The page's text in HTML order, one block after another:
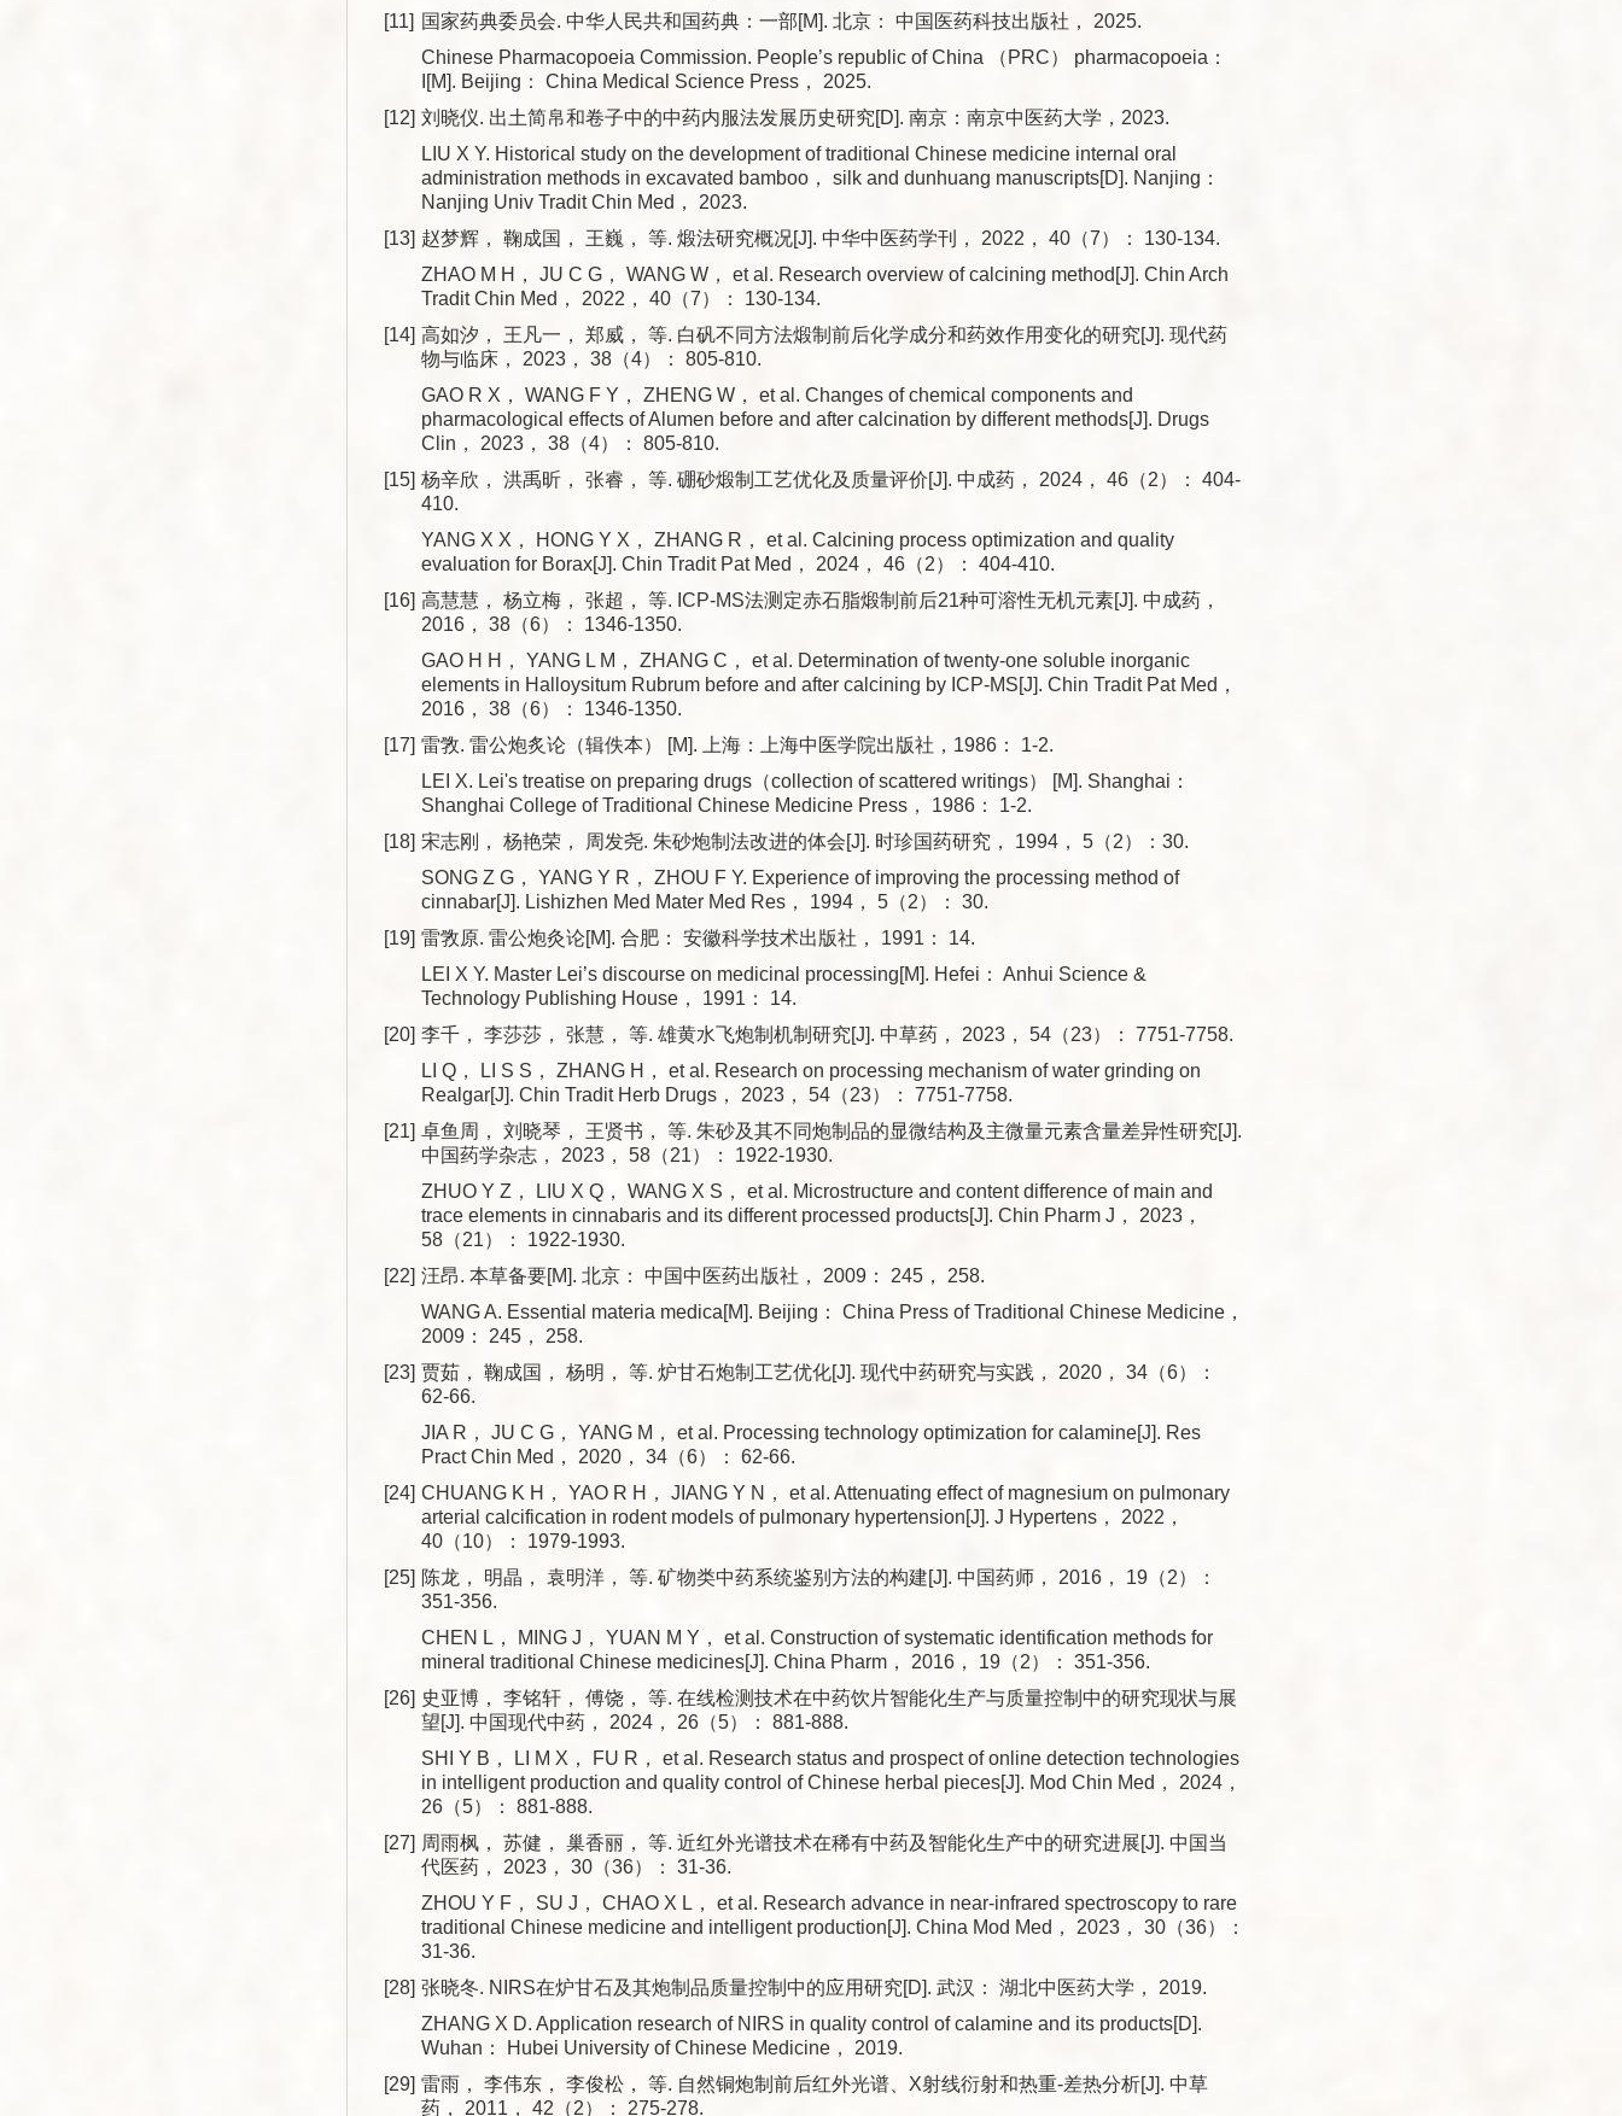
[11] 国家药典委员会. 中华人民共和国药典：一部[M]. 北京： 中国医药科技出版社， 2025.
Chinese Pharmacopoeia Commission. People’s republic of China （PRC） pharmacopoeia：
I[M]. Beijing： China Medical Science Press， 2025.
[12] 刘晓仪. 出土简帛和卷子中的中药内服法发展历史研究[D]. 南京：南京中医药大学，2023.
LIU X Y. Historical study on the development of traditional Chinese medicine internal oral
administration methods in excavated bamboo， silk and dunhuang manuscripts[D]. Nanjing：
Nanjing Univ Tradit Chin Med， 2023.
[13] 赵梦辉， 鞠成国， 王巍， 等. 煅法研究概况[J]. 中华中医药学刊， 2022， 40（7）： 130-134.
ZHAO M H， JU C G， WANG W， et al. Research overview of calcining method[J]. Chin Arch
Tradit Chin Med， 2022， 40（7）： 130-134.
[14] 高如汐， 王凡一， 郑威， 等. 白矾不同方法煅制前后化学成分和药效作用变化的研究[J]. 现代药
物与临床， 2023， 38（4）： 805-810.
GAO R X， WANG F Y， ZHENG W， et al. Changes of chemical components and
pharmacological effects of Alumen before and after calcination by different methods[J]. Drugs
Clin， 2023， 38（4）： 805-810.
[15] 杨辛欣， 洪禹昕， 张睿， 等. 硼砂煅制工艺优化及质量评价[J]. 中成药， 2024， 46（2）： 404-
410.
YANG X X， HONG Y X， ZHANG R， et al. Calcining process optimization and quality
evaluation for Borax[J]. Chin Tradit Pat Med， 2024， 46（2）： 404-410.
[16] 高慧慧， 杨立梅， 张超， 等. ICP-MS法测定赤石脂煅制前后21种可溶性无机元素[J]. 中成药，
2016， 38（6）： 1346-1350.
GAO H H， YANG L M， ZHANG C， et al. Determination of twenty-one soluble inorganic
elements in Halloysitum Rubrum before and after calcining by ICP-MS[J]. Chin Tradit Pat Med，
2016， 38（6）： 1346-1350.
[17] 雷敩. 雷公炮炙论（辑佚本） [M]. 上海：上海中医学院出版社，1986： 1-2.
LEI X. Lei's treatise on preparing drugs（collection of scattered writings） [M]. Shanghai：
Shanghai College of Traditional Chinese Medicine Press， 1986： 1-2.
[18] 宋志刚， 杨艳荣， 周发尧. 朱砂炮制法改进的体会[J]. 时珍国药研究， 1994， 5（2）：30.
SONG Z G， YANG Y R， ZHOU F Y. Experience of improving the processing method of
cinnabar[J]. Lishizhen Med Mater Med Res， 1994， 5（2）： 30.
[19] 雷敩原. 雷公炮灸论[M]. 合肥： 安徽科学技术出版社， 1991： 14.
LEI X Y. Master Lei’s discourse on medicinal processing[M]. Hefei： Anhui Science &
Technology Publishing House， 1991： 14.
[20] 李千， 李莎莎， 张慧， 等. 雄黄水飞炮制机制研究[J]. 中草药， 2023， 54（23）： 7751-7758.
LI Q， LI S S， ZHANG H， et al. Research on processing mechanism of water grinding on
Realgar[J]. Chin Tradit Herb Drugs， 2023， 54（23）： 7751-7758.
[21] 卓鱼周， 刘晓琴， 王贤书， 等. 朱砂及其不同炮制品的显微结构及主微量元素含量差异性研究[J].
中国药学杂志， 2023， 58（21）： 1922-1930.
ZHUO Y Z， LIU X Q， WANG X S， et al. Microstructure and content difference of main and
trace elements in cinnabaris and its different processed products[J]. Chin Pharm J， 2023，
58（21）： 1922-1930.
[22] 汪昂. 本草备要[M]. 北京： 中国中医药出版社， 2009： 245， 258.
WANG A. Essential materia medica[M]. Beijing： China Press of Traditional Chinese Medicine，
2009： 245， 258.
[23] 贾茹， 鞠成国， 杨明， 等. 炉甘石炮制工艺优化[J]. 现代中药研究与实践， 2020， 34（6）：
62-66.
JIA R， JU C G， YANG M， et al. Processing technology optimization for calamine[J]. Res
Pract Chin Med， 2020， 34（6）： 62-66.
[24] CHUANG K H， YAO R H， JIANG Y N， et al. Attenuating effect of magnesium on pulmonary
arterial calcification in rodent models of pulmonary hypertension[J]. J Hypertens， 2022，
40（10）： 1979-1993.
[25] 陈龙， 明晶， 袁明洋， 等. 矿物类中药系统鉴别方法的构建[J]. 中国药师， 2016， 19（2）：
351-356.
CHEN L， MING J， YUAN M Y， et al. Construction of systematic identification methods for
mineral traditional Chinese medicines[J]. China Pharm， 2016， 19（2）： 351-356.
[26] 史亚博， 李铭轩， 傅饶， 等. 在线检测技术在中药饮片智能化生产与质量控制中的研究现状与展
望[J]. 中国现代中药， 2024， 26（5）： 881-888.
SHI Y B， LI M X， FU R， et al. Research status and prospect of online detection technologies
in intelligent production and quality control of Chinese herbal pieces[J]. Mod Chin Med， 2024，
26（5）： 881-888.
[27] 周雨枫， 苏健， 巢香丽， 等. 近红外光谱技术在稀有中药及智能化生产中的研究进展[J]. 中国当
代医药， 2023， 30（36）： 31-36.
ZHOU Y F， SU J， CHAO X L， et al. Research advance in near-infrared spectroscopy to rare
traditional Chinese medicine and intelligent production[J]. China Mod Med， 2023， 30（36）：
31-36.
[28] 张晓冬. NIRS在炉甘石及其炮制品质量控制中的应用研究[D]. 武汉： 湖北中医药大学， 2019.
ZHANG X D. Application research of NIRS in quality control of calamine and its products[D].
Wuhan： Hubei University of Chinese Medicine， 2019.
[29] 雷雨， 李伟东， 李俊松， 等. 自然铜炮制前后红外光谱、X射线衍射和热重-差热分析[J]. 中草
药， 2011， 42（2）： 275-278.